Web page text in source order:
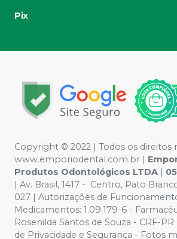
Pix
Copyright © 2022 | Todos os direitos
www.emporiodental.com.br |
Produtos Odontológicos LTDA |
| Av. Brasil, 1417 - Centro, Pato
027 | Autorizações de
Medicamentos: 1.09.179-6 -
Rosenilda Santos de Souza - CRF-
de Privacidade e Segurança - Fotos